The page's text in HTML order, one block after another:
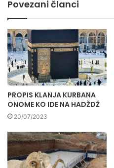
Povezani članci
PROPIS KLANJA KURBANA
ONOME KO IDE NA HADŽDŽ
20/07/2023